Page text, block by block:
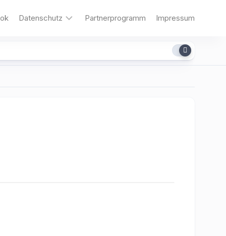
Datenschutz Partnerprogramm Impressum